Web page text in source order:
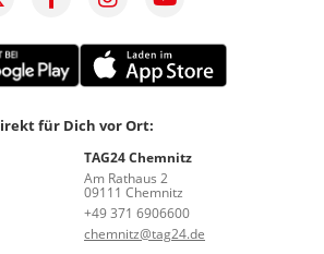
für Dich vor Ort:
TAG24 Chemnitz
Am Rathaus 2
09111 Chemnitz
+49 371 6906600
chemnitz@tag24.de